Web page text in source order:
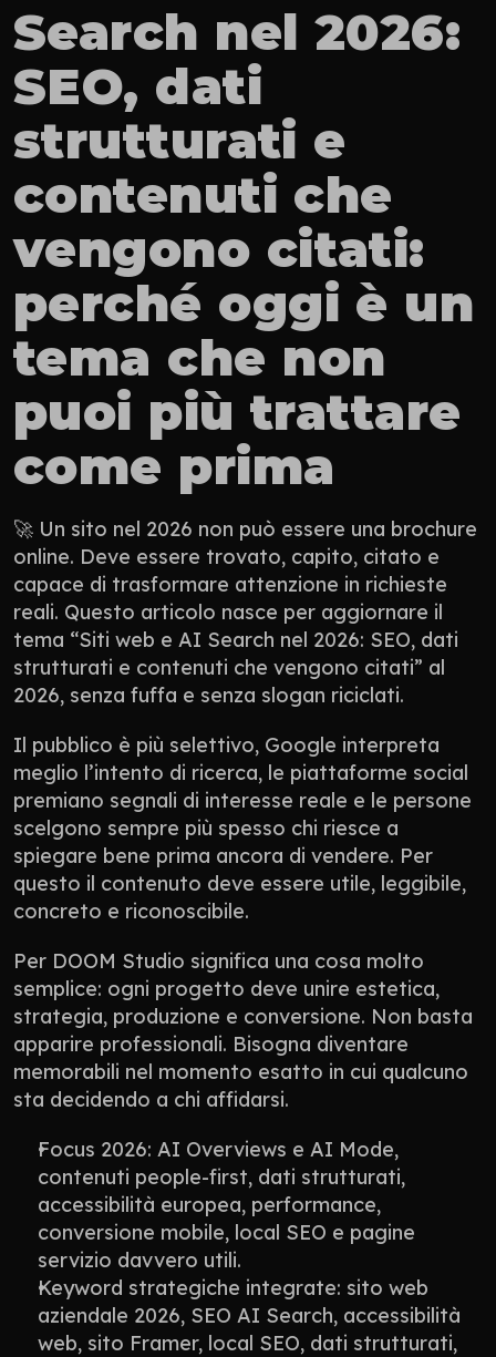
Search nel 2026:
SEO, dati
strutturati e
contenuti che
vengono citati:
perché oggi è un
tema che non
puoi più trattare
come prima
🚀 Un sito nel 2026 non può essere una brochure
online. Deve essere trovato, capito, citato e
capace di trasformare attenzione in richieste
reali. Questo articolo nasce per aggiornare il
tema “Siti web e AI Search nel 2026: SEO, dati
strutturati e contenuti che vengono citati” al
2026, senza fuffa e senza slogan riciclati.
Il pubblico è più selettivo, Google interpreta
meglio l’intento di ricerca, le piattaforme social
premiano segnali di interesse reale e le persone
scelgono sempre più spesso chi riesce a
spiegare bene prima ancora di vendere. Per
questo il contenuto deve essere utile, leggibile,
concreto e riconoscibile.
Per DOOM Studio significa una cosa molto
semplice: ogni progetto deve unire estetica,
strategia, produzione e conversione. Non basta
apparire professionali. Bisogna diventare
memorabili nel momento esatto in cui qualcuno
sta decidendo a chi affidarsi.
Focus 2026: AI Overviews e AI Mode,
contenuti people-first, dati strutturati,
accessibilità europea, performance,
conversione mobile, local SEO e pagine
servizio davvero utili.
Keyword strategiche integrate: sito web
aziendale 2026, SEO AI Search, accessibilità
web, sito Framer, local SEO, dati strutturati,